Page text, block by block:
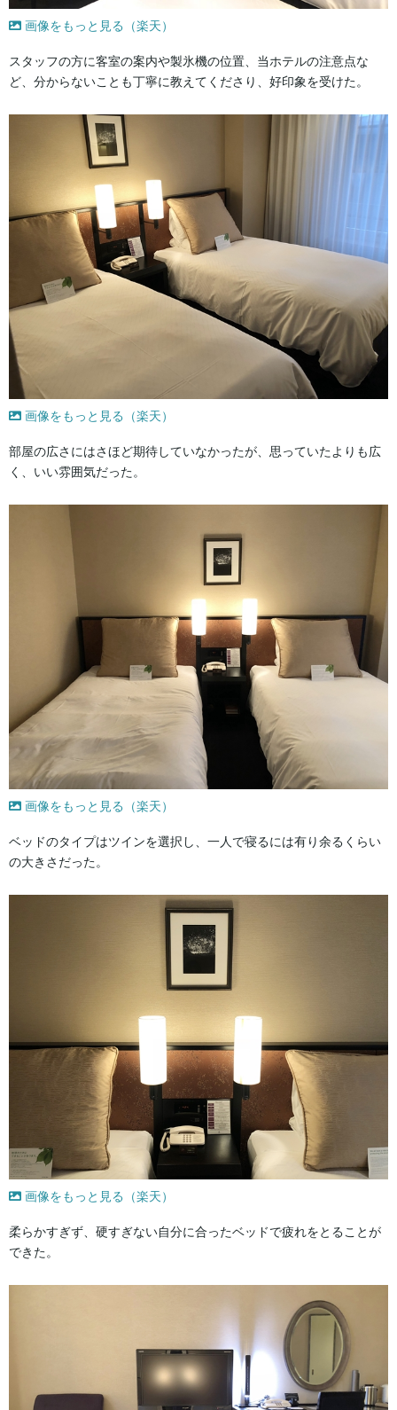
画像をもっと見る（楽天）
スタッフの方に客室の案内や製氷機の位置、当ホテルの注意点な
ど、分からないことも丁寧に教えてくださり、好印象を受けた。
画像をもっと見る（楽天）
部屋の広さにはさほど期待していなかったが、思っていたよりも広
く、いい雰囲気だった。
画像をもっと見る（楽天）
ベッドのタイプはツインを選択し、一人で寝るには有り余るくらい
の大きさだった。
画像をもっと見る（楽天）
柔らかすぎず、硬すぎない自分に合ったベッドで疲れをとることが
できた。